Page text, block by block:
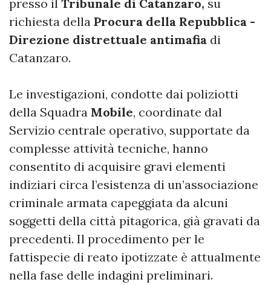
presso il Tribunale di Catanzaro, su
richiesta della Procura della Repubblica -
Direzione distrettuale antimafia di
Catanzaro.
Le investigazioni, condotte dai poliziotti
della Squadra Mobile, coordinate dal
Servizio centrale operativo, supportate da
complesse attività tecniche, hanno
consentito di acquisire gravi elementi
indiziari circa l’esistenza di un’associazione
criminale armata capeggiata da alcuni
soggetti della città pitagorica, già gravati da
precedenti. Il procedimento per le
fattispecie di reato ipotizzate è attualmente
nella fase delle indagini preliminari.